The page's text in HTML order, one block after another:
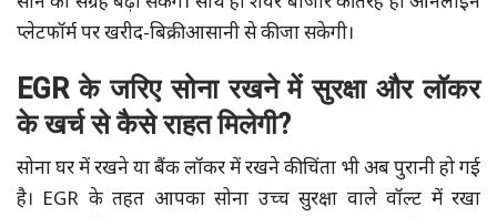
प्लेटफॉर्म पर खरीद-बिक्री आसानी से की जा सकेगी।
EGR के जरिए सोना रखने में सुरक्षा और लॉकर
के खर्च से कैसे राहत मिलेगी?
सोना घर में रखने या बैंक लॉकर में रखने की चिंता भी अब पुरानी हो गई
है। EGR के तहत आपका सोना उच्च सुरक्षा वाले वॉल्ट में रखा